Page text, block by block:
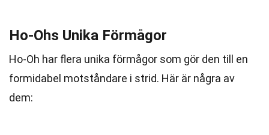
Ho-Ohs Unika Förmågor
Ho-Oh har flera unika förmågor som gör den till en
formidabel motståndare i strid. Här är några av
dem: